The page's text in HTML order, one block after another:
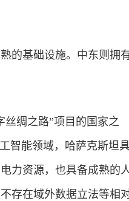
的基础设施。中东则拥
绸之路”项目的国家之
智能领域，哈萨克斯坦具
力资源，也具备成熟的
存在域外数据立法等相